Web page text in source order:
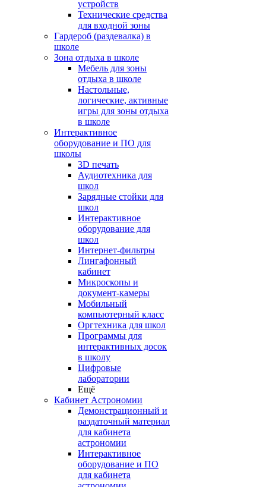
устройств
Технические средства
для входной зоны
Гардероб (раздевалка) в
школе
Зона отдыха в школе
Мебель для зоны
отдыха в школе
Настольные,
логические, активные
игры для зоны отдыха
в школе
Интерактивное
оборудование и ПО для
школы
3D печать
Аудиотехника для
школ
Зарядные стойки для
школ
Интерактивное
оборудование для
школ
Интернет-фильтры
Лингафонный
кабинет
Микроскопы и
документ-камеры
Мобильный
компьютерный класс
Оргтехника для школ
Программы для
интерактивных досок
в школу
Цифровые
лаборатории
Ещё
Кабинет Астрономии
Демонстрационный и
раздаточный материал
для кабинета
астрономии
Интерактивное
оборудование и ПО
для кабинета